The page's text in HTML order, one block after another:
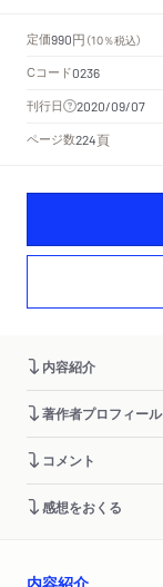
定価990円 （10％税込）
Cコード0236
刊行日 2020/09/07
ページ数224頁
内容紹介
著作者プロフィール
コメント
感想をおくる
内容紹介